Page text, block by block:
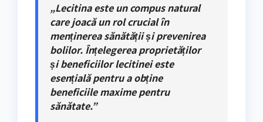
„Lecitina este un compus natural
care joacă un rol crucial în
menținerea sănătății și prevenirea
bolilor. Înțelegerea proprietăților
și beneficiilor lecitinei este
esențială pentru a obține
beneficiile maxime pentru
sănătate.”